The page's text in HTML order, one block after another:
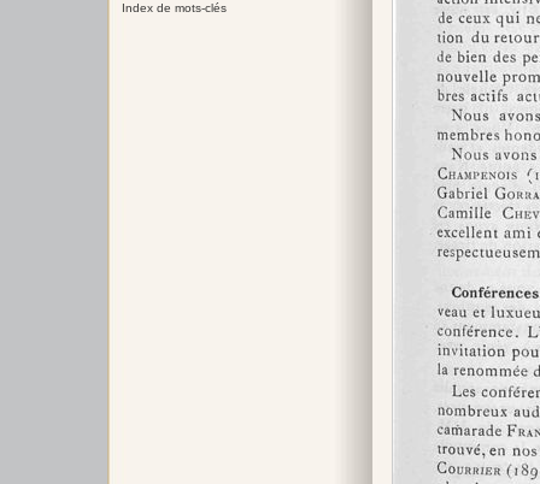
Index de mots-clés